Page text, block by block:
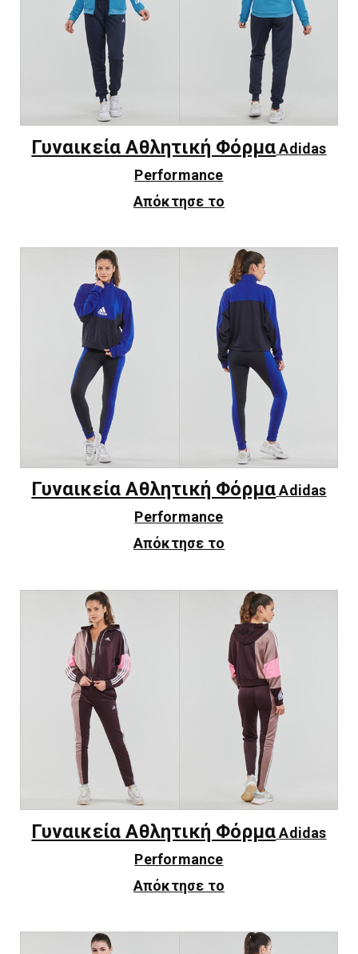
Γυναικεία Αθλητική Φόρμα Adidas
Performance
Απόκτησε το
Γυναικεία Αθλητική Φόρμα Adidas
Performance
Απόκτησε το
Γυναικεία Αθλητική Φόρμα Adidas
Performance
Απόκτησε το